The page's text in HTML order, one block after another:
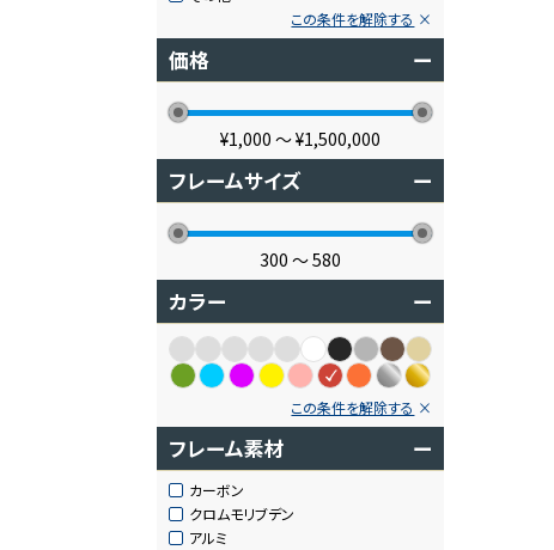
この条件を解除する
価格 ー
¥1,000 〜¥1,500,000
フレームサイズ ー
300 〜580
カラー ー
この条件を解除する
フレーム素材 ー
カーボン
クロムモリブデン
アルミ